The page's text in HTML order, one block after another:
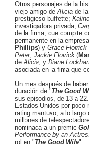
Otros personajes de la
viejo amigo deAlicia de
prestigioso buffette;
investigadora privada;
de la firma, que compite
permanente en la
Phillips) y Grace Florrick
Peter; Jackie Florrick (
deAlicia; y Diane
asociada en la fima que
Un mes después de
duración de "The Good
sus episodios, de 13 a
Estados Unidos por poco
rating mantuvo, a lo largo
millones de
nominada a un premio
Performance by an
rol en "The Good Wife".